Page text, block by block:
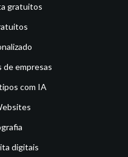
gratuitos
de empresas
com IA
digitais